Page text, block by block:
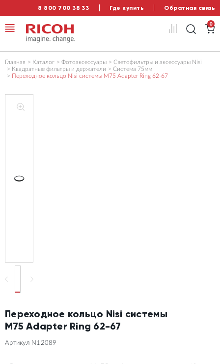
8 800 700 38 33 Где купить Обратная связь
0
Главная Каталог Фотоаксессуары
Светофильтры и аксессуары Nisi
Квадратные фильтры и держатели
Система 75мм
Переходное кольцо Nisi системы M75 Adapter Ring 62-67
Переходное кольцо Nisi системы
M75 Adapter Ring 62-67
Артикул N12089